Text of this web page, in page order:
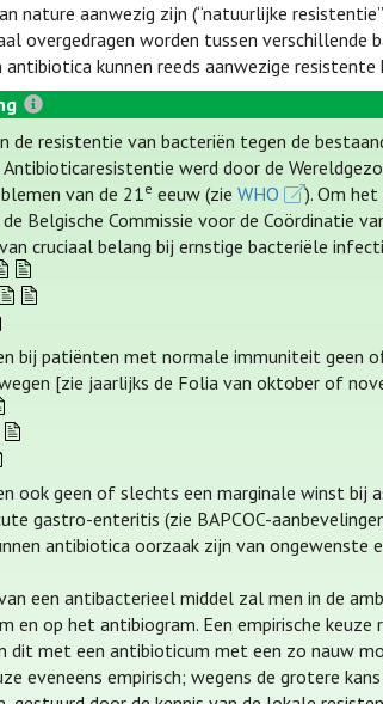
nature aanwezig zijn (“natuurlijke
overgedragen worden tussen verschillende
kunnen reeds aanwezige resistente
de resistentie van bacteriën tegen de
Antibioticaresistentie werd door de
van de 21e eeuw (zieWHO
). Om
Belgische Commissie voor de Coördinatie
cruciaal belang bij ernstige bacteriële
bij patiënten met normale immuniteit geen
[zie jaarlijks de Folia van oktober of
ook geen of slechts een marginale winst bij
gastro-enteritis (zie BAPCOC-
antibiotica oorzaak zijn van
een antibacterieel middel zal men in de
en op het antibiogram. Een empirische
dit met een antibioticum met een zo nauw
eveneens empirisch; wegens de grotere